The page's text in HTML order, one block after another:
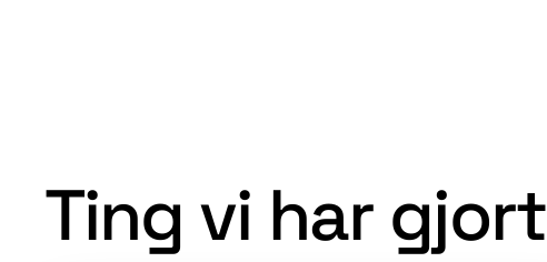
Ting vi har gjort